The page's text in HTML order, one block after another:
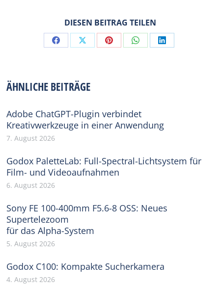
DIESEN BEITRAG TEILEN
Share Share Share Share Share
ÄHNLICHE BEITRÄGE
Adobe ChatGPT-Plugin verbindet
Kreativwerkzeuge in einer Anwendung
7. August 2026
Godox PaletteLab: Full-Spectral-Lichtsystem für
Film- und Videoaufnahmen
6. August 2026
Sony FE 100-400mm F5.6-8 OSS: Neues
Supertelezoom
für das Alpha-System
5. August 2026
Godox C100: Kompakte Sucherkamera
4. August 2026